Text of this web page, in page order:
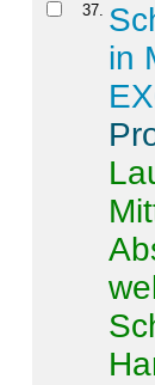
37.
in